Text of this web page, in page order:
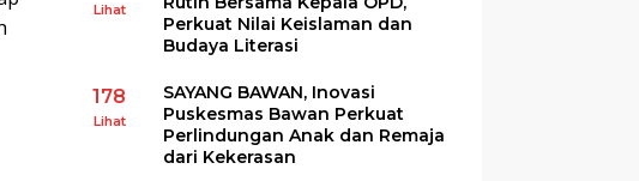
Lihat
Perkuat Nilai Keislaman dan
Budaya Literasi
178
Lihat
SAYANG BAWAN, Inovasi
Puskesmas Bawan Perkuat
Perlindungan Anak dan Remaja
dari Kekerasan